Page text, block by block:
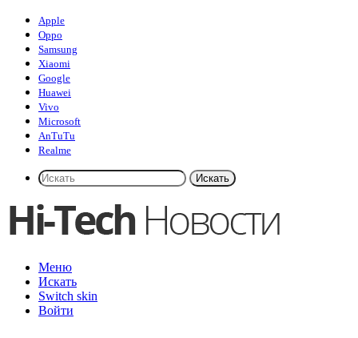
Apple
Oppo
Samsung
Xiaomi
Google
Huawei
Vivo
Microsoft
AnTuTu
Realme
Искать
Меню
Искать
Switch skin
Войти